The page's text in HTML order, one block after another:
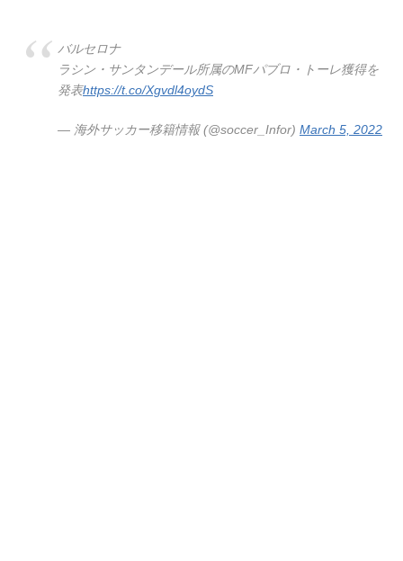
バルセロナ
ラシン・サンタンデール所属のMFパブロ・トーレ獲得を
発表https://t.co/Xgvdl4oydS
— 海外サッカー移籍情報 (@soccer_Infor) March 5, 2022